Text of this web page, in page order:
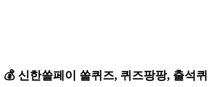
💰 신한쏠페이
쏠퀴즈, 퀴즈팡팡, 출석퀴